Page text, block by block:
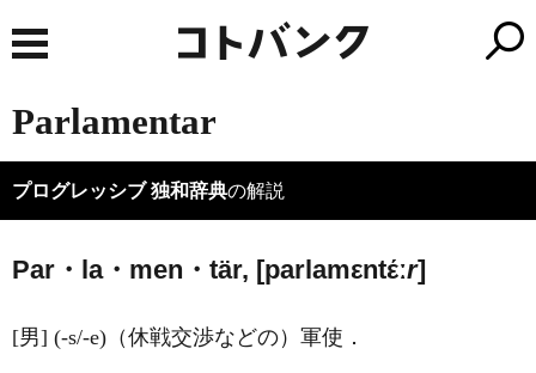
Parlamentar
プログレッシブ 独和辞典の解説
Par・la・men・tär, [parlamεntέːr]
[男] (-s/-e)（休戦交渉などの）軍使．